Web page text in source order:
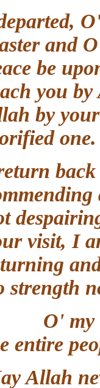
I
master
peace be
reach you
Allah by
glorified
I return
not
your visit,
returning
no
O' my
the entire
May Allah